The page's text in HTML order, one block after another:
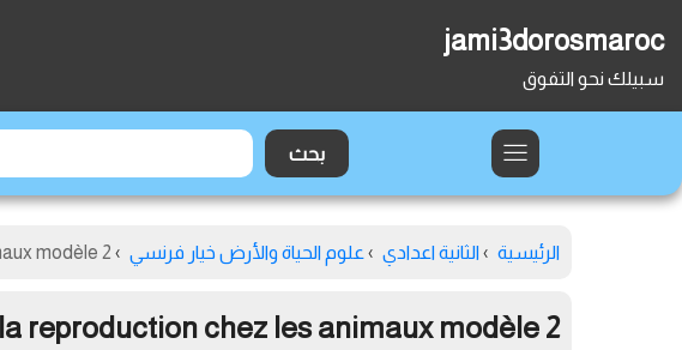
jami3dorosmaroc
سبيلك نحو التفوق
الرئيسية › الثانية اعدادي › علوم الحياة والأرض خيار فرنسي ›
modèle 2
reproduction chez les animaux modèle 2